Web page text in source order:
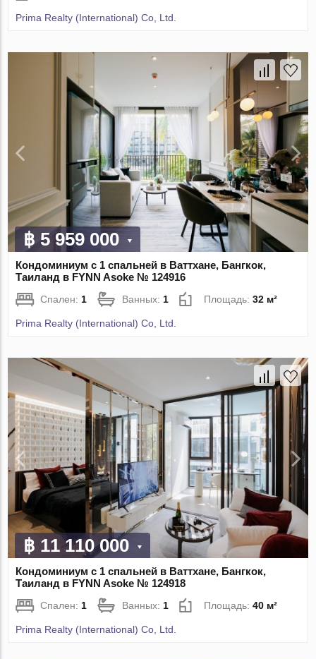
Prima Realty (International) Co, Ltd.
฿ 5 959 000
Кондоминиум с 1 спальней в Ваттхане, Бангкок,
Таиланд в FYNN Asoke № 124916
Спален:1 Ванных:1 Площадь:32 м²
Prima Realty (International) Co, Ltd.
฿ 11 110 000
Кондоминиум с 1 спальней в Ваттхане, Бангкок,
Таиланд в FYNN Asoke № 124918
Спален: 1 Ванных: 1 Площадь:40 м²
Prima Realty (International) Co, Ltd.